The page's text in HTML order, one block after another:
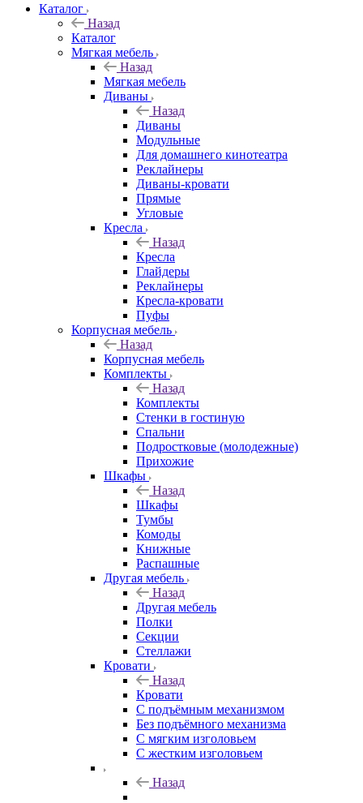
Каталог
Назад
Каталог
Мягкая мебель
Назад
Мягкая мебель
Диваны
Назад
Диваны
Модульные
Для домашнего кинотеатра
Реклайнеры
Диваны-кровати
Прямые
Угловые
Кресла
Назад
Кресла
Глайдеры
Реклайнеры
Кресла-кровати
Пуфы
Корпусная мебель
Назад
Корпусная мебель
Комплекты
Назад
Комплекты
Стенки в гостиную
Спальни
Подростковые (молодежные)
Прихожие
Шкафы
Назад
Шкафы
Тумбы
Комоды
Книжные
Распашные
Другая мебель
Назад
Другая мебель
Полки
Секции
Стеллажи
Кровати
Назад
Кровати
С подъёмным механизмом
Без подъёмного механизма
С мягким изголовьем
С жестким изголовьем
Назад